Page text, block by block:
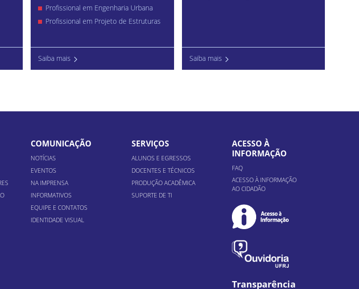
Profissional em Engenharia Urbana
Profissional em Projeto de Estruturas
Saiba mais Saiba mais
COMUNICAÇÃO
NOTÍCIAS
EVENTOS
NA IMPRENSA
INFORMATIVOS
EQUIPE E CONTATOS
IDENTIDADE VISUAL
SERVIÇOS
ALUNOS E EGRESSOS
DOCENTES E TÉCNICOS
PRODUÇÃO ACADÊMICA
SUPORTE DE TI
ACESSO À
INFORMAÇÃO
FAQ
ACESSO À INFORMAÇÃO
AO CIDADÃO
Transparência